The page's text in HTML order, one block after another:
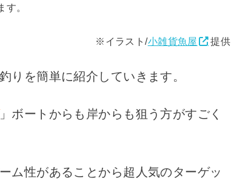
。
※イラスト/小雑貨魚屋 提供
りを簡単に紹介していきます。
」ボートからも岸からも狙う方がすごく
ム性があることから超人気のターゲッ